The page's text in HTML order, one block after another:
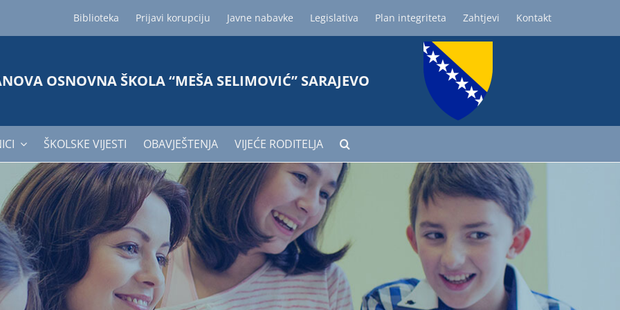
Biblioteka Prijavi korupciju Javne nabavke Legislativa Plan integriteta Zahtjevi Kontakt
OSNOVNA ŠKOLA “MEŠA SELIMOVIĆ” SARAJEVO
ŠKOLSKE VIJESTI OBAVJEŠTENJA VIJEĆE RODITELJA